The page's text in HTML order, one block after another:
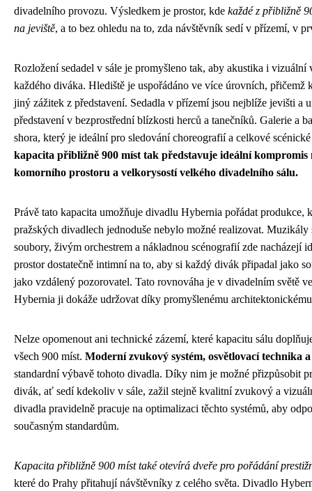
divadelního provozu. Výsledkem je prostor, kde každé z přibližně
na jeviště, a to bez ohledu na to, zda návštěvník sedí v přízemí, v
Rozložení sedadel v sále je promyšleno tak, aby akustika i
každého diváka. Hlediště je uspořádáno ve více úrovních, přičemž
jiný zážitek z představení. Sedadla v přízemí jsou nejblíže jevišti a
představení v bezprostřední blízkosti herců a tanečníků. Galerie a
shora, který je ideální pro sledování choreografií a celkové
kapacita přibližně 900 míst tak představuje ideální kompromis
komorního prostoru a velkorysostí velkého divadelního sálu.
Právě tato kapacita umožňuje divadlu Hybernia pořádat produkce,
pražských divadlech jednoduše nebylo možné realizovat.
soubory, živým orchestrem a nákladnou scénografií zde nacházejí
prostor dostatečně intimní na to, aby si každý divák připadal jako
jako vzdálený pozorovatel. Tato rovnováha je v divadelním světě
Hybernia ji dokáže udržovat díky promyšlenému
Nelze opomenout ani technické zázemí, které kapacitu sálu
všech 900 míst. Moderní zvukový systém, osvětlovací technika
standardní výbavě tohoto divadla. Díky nim je možné přizpůsobit
divák, ať sedí kdekoliv v sále, zažil stejně kvalitní zvukový a
divadla pravidelně pracuje na optimalizaci těchto systémů, aby
současným standardům.
Kapacita přibližně 900 míst také otevírá dveře pro pořádání
které do Prahy přitahují návštěvníky z celého světa. Divadlo